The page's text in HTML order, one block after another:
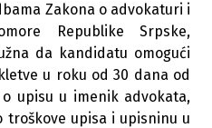
Zakona o advokaturi i
Republike Srpske,
da kandidatu omogući
u roku od 30 dana od
upisu u imenik advokata,
troškove upisa i upisninu u